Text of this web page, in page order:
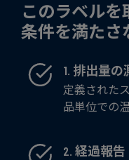
このラベル
条件を満たさ
1. 排出量の
定義された
品単位での
2. 経過報告